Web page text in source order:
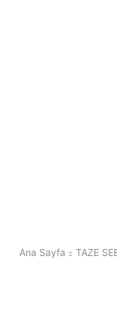
Ana Sayfa TAZE